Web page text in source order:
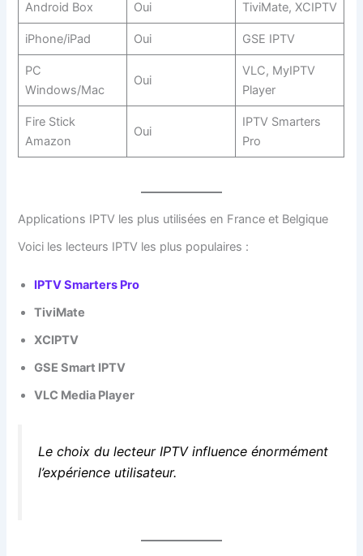
Android Box Oui TiviMate, XCIPTV
iPhone/iPad Oui GSE IPTV
PC
Windows/Mac
Oui
VLC, MyIPTV
Player
Fire Stick
Amazon
Oui
IPTV Smarters
Pro
Applications IPTV les plus utilisées en France et Belgique
Voici les lecteurs IPTV les plus populaires :
IPTV Smarters Pro
TiviMate
XCIPTV
GSE Smart IPTV
VLC Media Player
Le choix du lecteur IPTV influence énormément
l’expérience utilisateur.